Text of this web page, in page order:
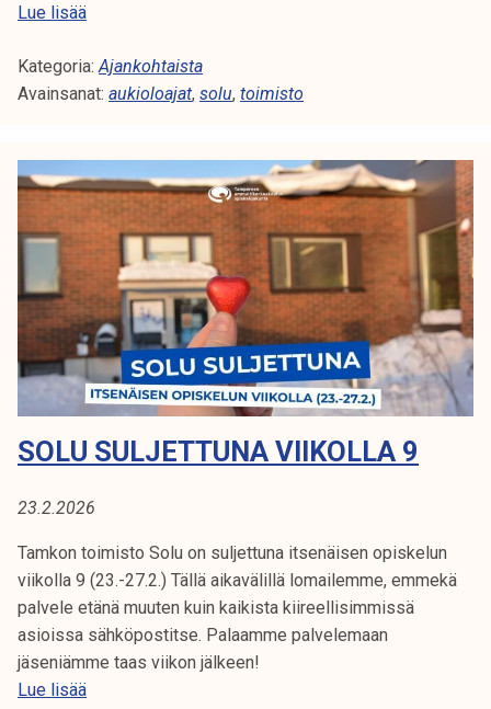
Lue lisääS
l
u
s
u
t
t
n
a
p
r
a
n
t
a
i
n
Kategoria:Ajankohtaista
Avainsanat: aukioloajat, solu, toimisto
SOLU SULJETTUNA VIIKOLLA 9
23.2.2026
Tamkon toimisto Solu on suljettuna itsenäisen opiskelun
viikolla 9 (23.-27.2.) Tällä aikavälillä lomailemme, emmekä
palvele etänä muuten kuin kaikista kiireellisimmissä
asioissa sähköpostitse. Palaamme palvelemaan
jäseniämme taas viikon jälkeen!
Lue lisääS